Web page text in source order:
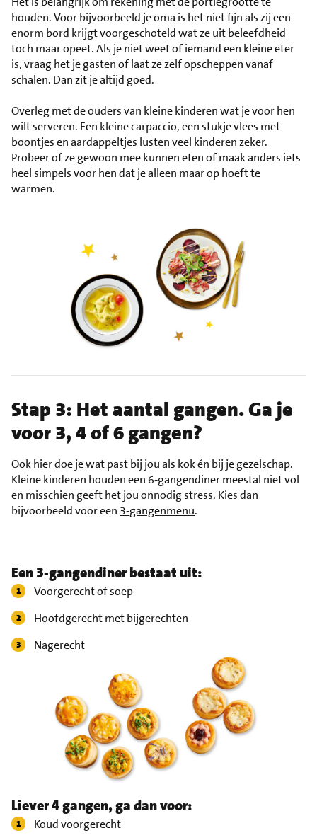
houden. Voor bijvoorbeeld je oma is het niet fijn als zij een
enorm bord krijgt voorgeschoteld wat ze uit beleefdheid
toch maar opeet. Als je niet weet of iemand een kleine eter
is, vraag het je gasten of laat ze zelf opscheppen vanaf
schalen. Dan zit je altijd goed.
Overleg met de ouders van kleine kinderen wat je voor hen
wilt serveren. Een kleine carpaccio, een stukje vlees met
boontjes en aardappeltjes lusten veel kinderen zeker.
Probeer of ze gewoon mee kunnen eten of maak anders iets
heel simpels voor hen dat je alleen maar op hoeft te
warmen.
Stap 3: Het aantal gangen. Ga je
voor 3, 4 of 6 gangen?
Ook hier doe je wat past bij jou als kok én bij je gezelschap.
Kleine kinderen houden een 6-gangendiner meestal niet vol
en misschien geeft het jou onnodig stress. Kies dan
bijvoorbeeld voor een 3-gangenmenu.
Een 3-gangendiner bestaat uit:
Voorgerecht of soep
Hoofdgerecht met bijgerechten
Nagerecht
Liever 4 gangen, ga dan voor:
Koud voorgerecht